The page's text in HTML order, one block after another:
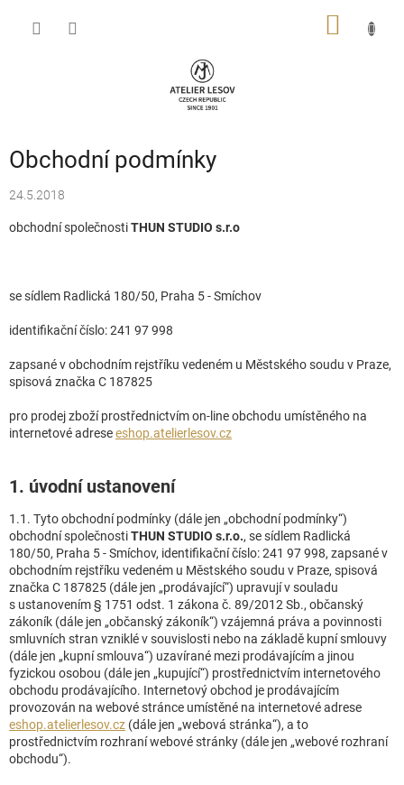
Obchodní podmínky
24.5.2018
obchodní společnostiTHUN STUDIO s.r.o
se sídlem Radlická 180/50, Praha 5 - Smíchov
identifikační číslo: 241 97 998
zapsané v obchodním rejstříku vedeném u Městského soudu v Praze,
spisová značka C 187825
pro prodej zboží prostřednictvím on-line obchodu umístěného na
internetové adreseeshop.atelierlesov.cz
1. úvodní ustanovení
1.1. Tyto obchodní podmínky (dále jen „obchodní podmínky“)
obchodní společnostiTHUN STUDIO s.r.o., se sídlem Radlická
180/50, Praha 5 - Smíchov, identifikační číslo: 241 97 998, zapsané v
obchodním rejstříku vedeném u Městského soudu v Praze, spisová
značka C 187825 (dále jen „prodávající“) upravují v souladu
s ustanovením § 1751 odst. 1 zákona č. 89/2012 Sb., občanský
zákoník (dále jen „občanský zákoník“) vzájemná práva a povinnosti
smluvních stran vzniklé v souvislosti nebo na základě kupní smlouvy
(dále jen „kupní smlouva“) uzavírané mezi prodávajícím a jinou
fyzickou osobou (dále jen „kupující“) prostřednictvím internetového
obchodu prodávajícího. Internetový obchod je prodávajícím
provozován na webové stránce umístěné na internetové adrese
eshop.atelierlesov.cz (dále jen „webová stránka“), a to
prostřednictvím rozhraní webové stránky (dále jen „webové rozhraní
obchodu“).